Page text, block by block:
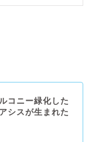
コニー緑化した
シスが生まれた